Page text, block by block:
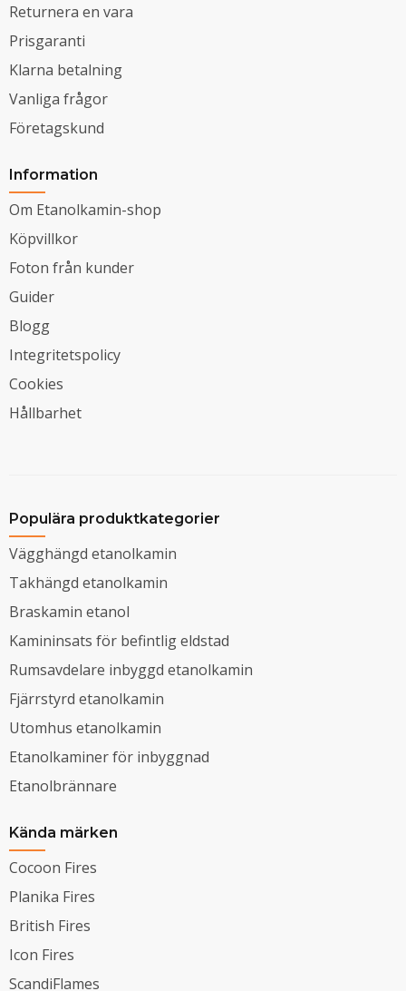
Returnera en vara
Prisgaranti
Klarna betalning
Vanliga frågor
Företagskund
Information
Om Etanolkamin-shop
Köpvillkor
Foton från kunder
Guider
Blogg
Integritetspolicy
Cookies
Hållbarhet
Populära produktkategorier
Vägghängd etanolkamin
Takhängd etanolkamin
Braskamin etanol
Kamininsats för befintlig eldstad
Rumsavdelare inbyggd etanolkamin
Fjärrstyrd etanolkamin
Utomhus etanolkamin
Etanolkaminer för inbyggnad
Etanolbrännare
Kända märken
Cocoon Fires
Planika Fires
British Fires
Icon Fires
ScandiFlames